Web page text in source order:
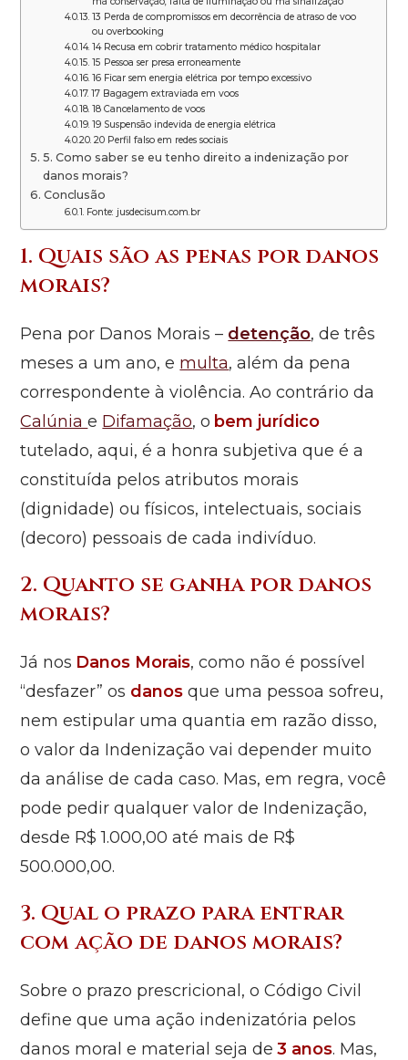
13 Perda de compromissos em decorrência de atraso de voo
ou overbooking
14 Recusa em cobrir tratamento médico hospitalar
15 Pessoa ser presa erroneamente
16 Ficar sem energia elétrica por tempo excessivo
17 Bagagem extraviada em voos
18 Cancelamento de voos
19 Suspensão indevida de energia elétrica
20 Perfil falso em redes sociais
5. Como saber se eu tenho direito a indenização por
danos morais?
Conclusão
Fonte: jusdecisum.com.br
1. Quais são as penas por danos
morais?
Pena por Danos Morais – detenção, de três
meses a um ano, e multa, além da pena
correspondente à violência. Ao contrário da
Calúniae Difamação, o bem jurídico
tutelado, aqui, é a honra subjetiva que é a
constituída pelos atributos morais
(dignidade) ou físicos, intelectuais, sociais
(decoro) pessoais de cada indivíduo.
2. Quanto se ganha por danos
morais?
Já nos Danos Morais, como não é possível
“desfazer” os danos que uma pessoa sofreu,
nem estipular uma quantia em razão disso,
o valor da Indenização vai depender muito
da análise de cada caso. Mas, em regra, você
pode pedir qualquer valor de Indenização,
desde R$ 1.000,00 até mais de R$
500.000,00.
3. Qual o prazo para entrar
com ação de danos morais?
Sobre o prazo prescricional, o Código Civil
define que uma ação indenizatória pelos
danos moral e material seja de 3 anos. Mas,